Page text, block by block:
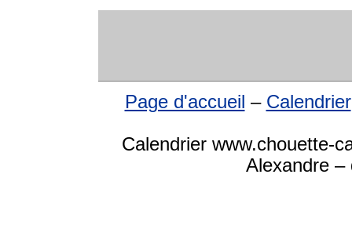
Page d'accueil – Calendrier
Calendrier www.chouette-
Alexandre